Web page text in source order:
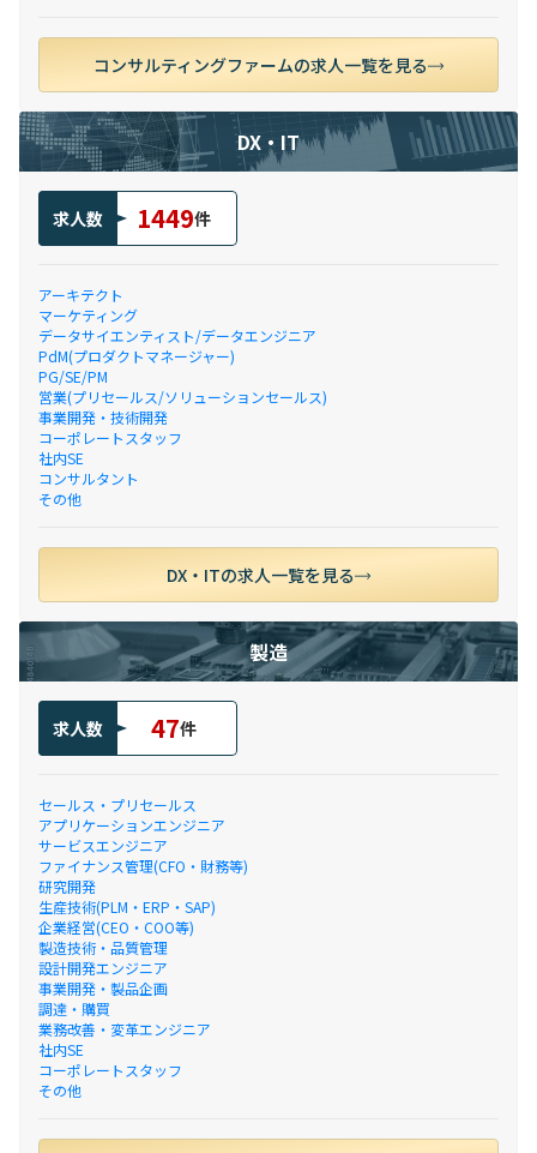
コンサルティングファームの求人一覧を見る
DX・IT
求人数 1449件
アーキテクト
マーケティング
データサイエンティスト/データエンジニア
PdM(プロダクトマネージャー)
PG/SE/PM
営業(プリセールス/ソリューションセールス)
事業開発・技術開発
コーポレートスタッフ
社内SE
コンサルタント
その他
DX・ITの求人一覧を見る
製造
求人数 47件
セールス・プリセールス
アプリケーションエンジニア
サービスエンジニア
ファイナンス管理(CFO・財務等)
研究開発
生産技術(PLM・ERP・SAP)
企業経営(CEO・COO等)
製造技術・品質管理
設計開発エンジニア
事業開発・製品企画
調達・購買
業務改善・変革エンジニア
社内SE
コーポレートスタッフ
その他